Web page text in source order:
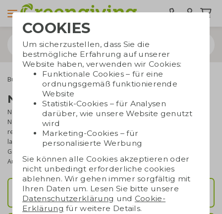
Bürobedarf Notizbücher
Notizbücher bedrucken
Notizbücher sind auch im digitalen Zeitalter äußerst nützlich – für
Notizen, Skizzen oder To-do-Listen. Unternehmen können darauf
reagieren, indem sienachhaltigeNotizbücher mit Logo
lassen. Diese sindpraktischund beliebt als (Geschäfts-)Geschenk.
Greengiving bietet eine große Auswahl an Farben, Formaten und
Ausführungen.
Notizbücher A5/A6
COOKIES
Um sicherzustellen, dass Sie die
bestmögliche Erfahrung auf unserer
Website haben, verwenden wir Cookies:
Funktionale Cookies – für eine
ordnungsgemäß funktionierende
Website
Statistik-Cookies – für Analysen
darüber, wie unsere Website genutzt
wird
Marketing-Cookies – für
personalisierte Werbung
Sie können alle Cookies akzeptieren oder
nicht unbedingt erforderliche cookies
ablehnen. Wir gehen immer sorgfältig mit
Ihren Daten um. Lesen Sie bitte unsere
Datenschutzerklärung und Cookie-
Erklärung für weitere Details.